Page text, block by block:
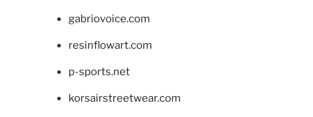
gabriovoice.com
resinflowart.com
p-sports.net
korsairstreetwear.com